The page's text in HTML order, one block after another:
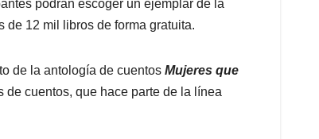
podrán escoger un ejemplar de la
de 12 mil libros de forma gratuita.
de la antología de cuentos Mujeres que
cuentos, que hace parte de la línea